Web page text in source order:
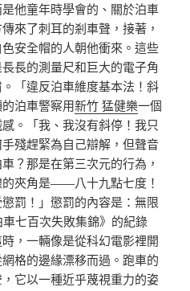
他童年時學會的、關於泊車
來了刺耳的剎車聲，接著，
安全帽的人朝他衝來。這些
長的測量尺和巨大的電子角
「違反泊車維度基本法！斜
泊車警察用新竹 猛健樂一個
。「我、我沒有斜停！我只
殘趕緊為自己辯解，但聲音
？那是在第三次元的行為，
夾角是——八十九點七度！
罰！」懲罰的內容是：無限
七百次失敗集錦》的紀錄
，一輛像是從科幻電影裡開
格的邊緣漂移而過。跑車的
它以一種近乎蔑視重力的姿